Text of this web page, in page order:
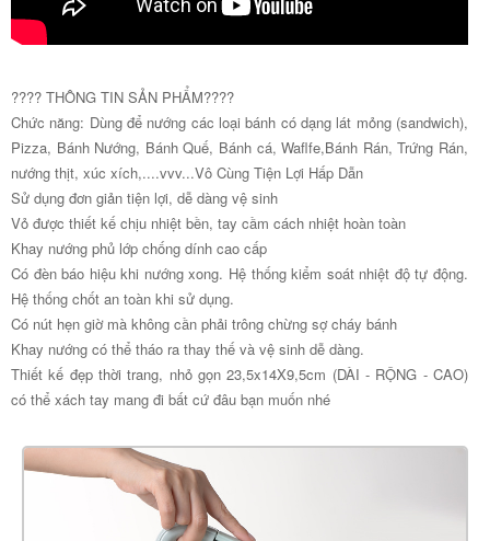
???? THÔNG TIN SẢN PHẨM????
Chức năng: Dùng để nướng các loại bánh có dạng lát mỏng (sandwich),
Pizza, Bánh Nướng, Bánh Quế, Bánh cá, Waflfe,Bánh Rán, Trứng Rán,
nướng thịt, xúc xích,....vvv...Vô Cùng Tiện Lợi Hấp Dẫn
Sử dụng đơn giản tiện lợi, dễ dàng vệ sinh
Vỏ được thiết kế chịu nhiệt bền, tay cầm cách nhiệt hoàn toàn
Khay nướng phủ lớp chống dính cao cấp
Có đèn báo hiệu khi nướng xong. Hệ thống kiểm soát nhiệt độ tự động.
Hệ thống chốt an toàn khi sử dụng.
Có nút hẹn giờ mà không cần phải trông chừng sợ cháy bánh
Khay nướng có thể tháo ra thay thế và vệ sinh dễ dàng.
Thiết kế đẹp thời trang, nhỏ gọn 23,5x14X9,5cm (DÀI - RỘNG - CAO)
có thể xách tay mang đi bất cứ đâu bạn muốn nhé